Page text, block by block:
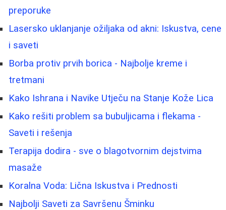
preporuke
Lasersko uklanjanje ožiljaka od akni: Iskustva, cene
i saveti
Borba protiv prvih borica - Najbolje kreme i
tretmani
Kako Ishrana i Navike Utječu na Stanje Kože Lica
Kako rešiti problem sa bubuljicama i flekama -
Saveti i rešenja
Terapija dodira - sve o blagotvornim dejstvima
masaže
Koralna Voda: Lična Iskustva i Prednosti
Najbolji Saveti za Savršenu Šminku